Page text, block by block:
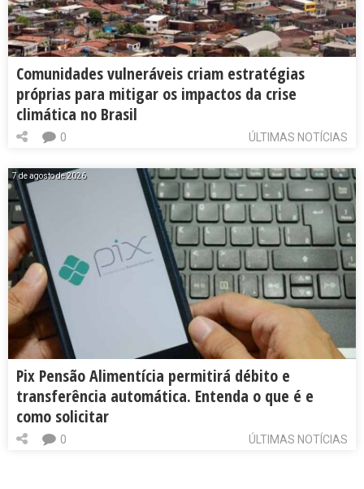
Comunidades vulneráveis criam estratégias
próprias para mitigar os impactos da crise
climática no Brasil
ÚLTIMAS NOTÍCIAS
0
7 de agosto de 2026
Pix Pensão Alimentícia permitirá débito e
transferência automática. Entenda o que é e
como solicitar
ÚLTIMAS NOTÍCIAS
0